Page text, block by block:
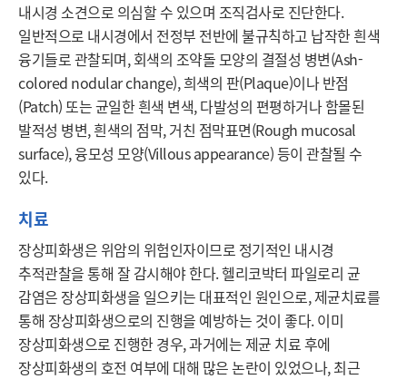
내시경 소견으로 의심할 수 있으며 조직검사로 진단한다.
일반적으로 내시경에서 전정부 전반에 불규칙하고 납작한 흰색
융기들로 관찰되며, 회색의 조약돌 모양의 결절성 병변(Ash-
colored nodular change), 희색의 판(Plaque)이나 반점
(Patch) 또는 균일한 흰색 변색, 다발성의 편평하거나 함몰된
발적성 병변, 흰색의 점막, 거친 점막표면(Rough mucosal
surface), 융모성 모양(Villous appearance) 등이 관찰될 수
있다.
치료
장상피화생은 위암의 위험인자이므로 정기적인 내시경
추적관찰을 통해 잘 감시해야 한다. 헬리코박터 파일로리 균
감염은 장상피화생을 일으키는 대표적인 원인으로, 제균치료를
통해 장상피화생으로의 진행을 예방하는 것이 좋다. 이미
장상피화생으로 진행한 경우, 과거에는 제균 치료 후에
장상피화생의 호전 여부에 대해 많은 논란이 있었으나, 최근